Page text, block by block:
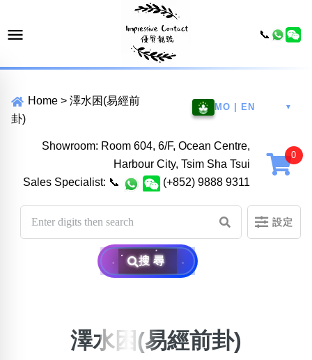
Home > 澤水困(易經前
卦)
MO | EN ▼
Showroom: Room 604, 6/F, Ocean Centre,
Harbour City, Tsim Sha Tsui
Sales Specialist: 📞 (+852) 9888 9311
設定
搜尋
澤水困(易經前卦)
📞